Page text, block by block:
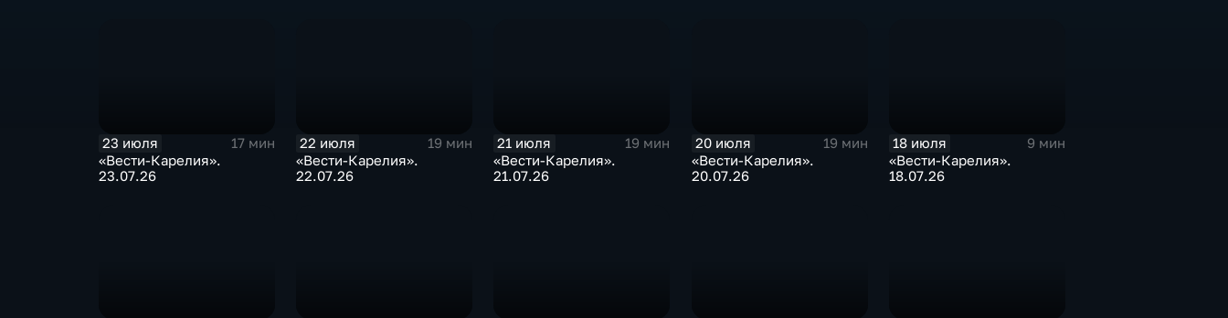
23 июля
17 мин
«Вести-Карелия».
23.07.26
22 июля
19 мин
«Вести-Карелия».
22.07.26
21 июля
19 мин
«Вести-Карелия».
21.07.26
20 июля
19 мин
«Вести-Карелия».
20.07.26
18 июля
9 мин
«Вести-Карелия».
18.07.26